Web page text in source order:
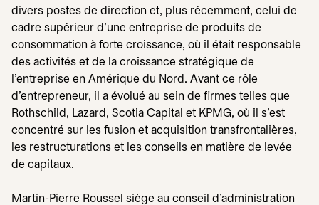
divers postes de direction et, plus récemment, celui de
cadre supérieur d’une entreprise de produits de
consommation à forte croissance, où il était responsable
des activités et de la croissance stratégique de
l’entreprise en Amérique du Nord. Avant ce rôle
d’entrepreneur, il a évolué au sein de firmes telles que
Rothschild, Lazard, Scotia Capital et KPMG, où il s’est
concentré sur les fusion et acquisition transfrontalières,
les restructurations et les conseils en matière de levée
de capitaux.
Martin-Pierre Roussel siège au conseil d’administration